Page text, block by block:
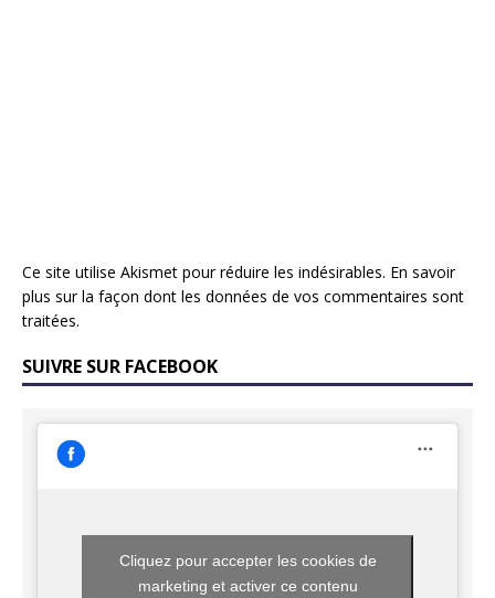
Ce site utilise Akismet pour réduire les indésirables. En savoir
plus sur la façon dont les données de vos commentaires sont
traitées.
SUIVRE SUR FACEBOOK
Cliquez pour accepter les cookies de
marketing et activer ce contenu